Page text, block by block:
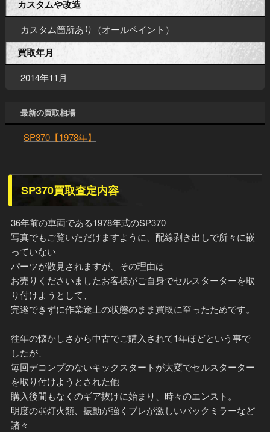
カスタムや改造
カスタム箇所あり（オールペイント）
買取年月
2014年11月
最新の買取相場
SP370【1978年】
SP370買取査定内容
36年前の車両である1978年式のSP370
写真でもご覧いただけますように、配線剥き出しで所々に嵌
っていない
パーツが散見されますが、その理由は
お売りくださいましたお客様がご自身でセルスターターを取
り付けようとして、
完遂できずに作業途上の状態のまま買取に至ったためです。
往年の懐かしさから中古でご購入されて1年ほどという事で
したが、
毎回デコンプのないキックスタートが大変でセルスターター
を取り付けようとされた他
購入後間もなくのギア抜けに始まり、時々のエンスト。
明度の弱灯火類、振動が強くブレが激しいバックミラーなど
諸々